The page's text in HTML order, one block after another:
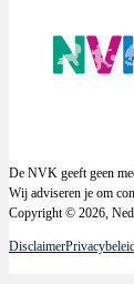
De NVK geeft geen
Wij adviseren je om
Copyright © 2026,
Disclaimer